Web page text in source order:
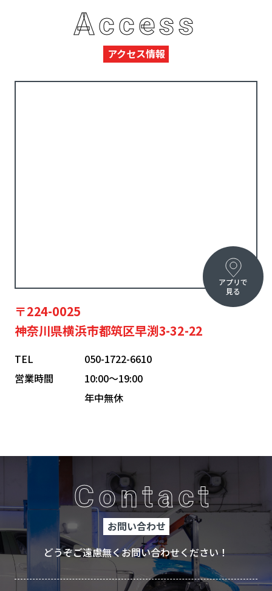
Access
アクセス情報
〒224-0025
神奈川県横浜市都筑区早渕3-32-22
TEL
050-1722-6610
営業時間
10:00〜19:00
年中無休
アプリで
見る
Contact
お問い合わせ
どうぞご遠慮無くお問い合わせください！